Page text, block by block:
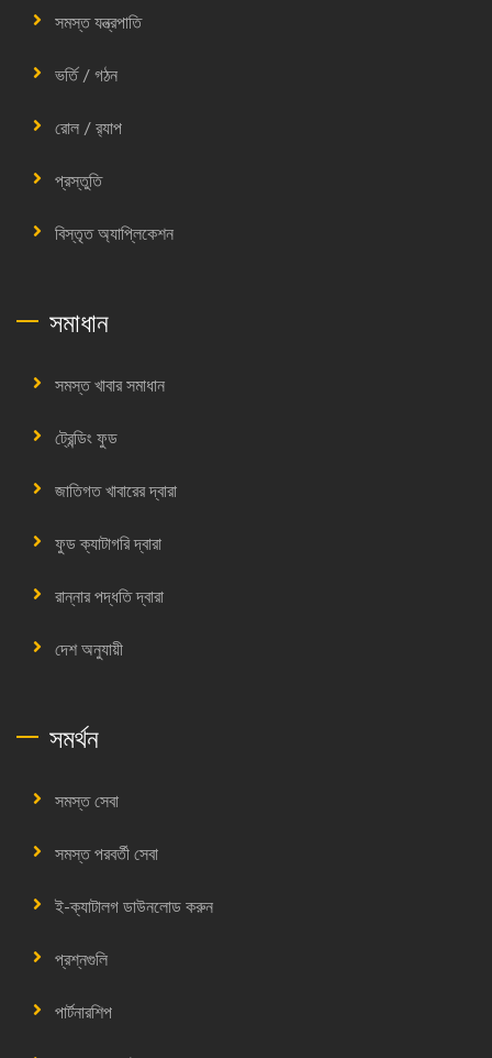
সমস্ত যন্ত্রপাতি
ভর্তি / গঠন
রোল / র‍্যাপ
প্রস্তুতি
বিস্তৃত অ্যাপ্লিকেশন
সমাধান
সমস্ত খাবার সমাধান
ট্রেন্ডিং ফুড
জাতিগত খাবারের দ্বারা
ফুড ক্যাটাগরি দ্বারা
রান্নার পদ্ধতি দ্বারা
দেশ অনুযায়ী
সমর্থন
সমস্ত সেবা
সমস্ত পরবর্তী সেবা
ই-ক্যাটালগ ডাউনলোড করুন
প্রশ্নগুলি
পার্টনারশিপ